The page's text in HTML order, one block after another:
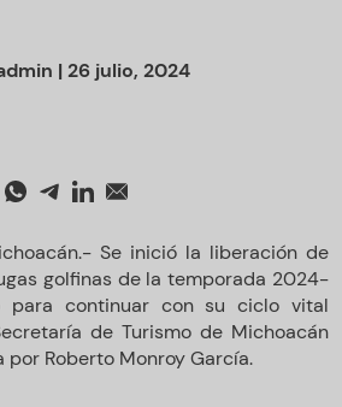
| 26 julio, 2024
Se inició la liberación de
golfinas de la temporada 2024-
para continuar con su ciclo vital
de Turismo de Michoacán
por Roberto Monroy García.